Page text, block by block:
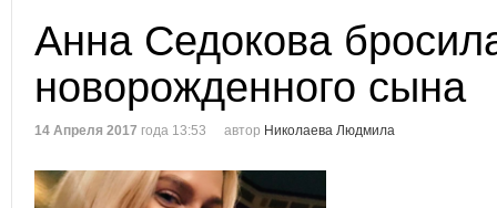
Анна Седокова
новорожденного сына
14 Апреля 2017 года 13:53 автор Николаева Людмила